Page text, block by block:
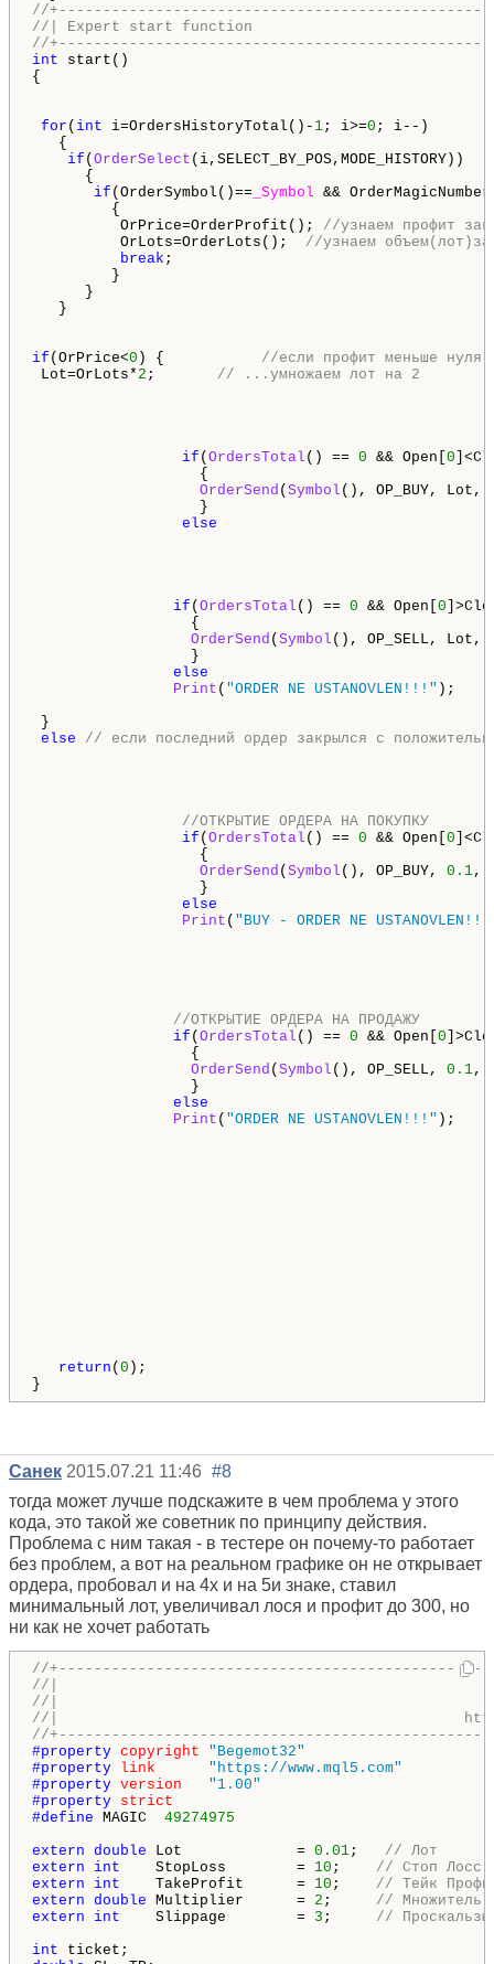
//
//| Expert start function
//
int start()
{
for ( int i=OrdersHistoryTotal()- 1; i>=0 ; i--)
{
if ( OrderSelect (i,SELECT_BY_POS,MODE_HISTORY))
{
if (OrderSymbol()== _Symbol &&
{
OrPrice=OrderProfit(); //узнаем профит
OrLots=OrderLots(); //узнаем
break ;
}
}
}
if (OrPrice<0 ) { //если профит меньше нуля
Lot=OrLots* 2 ; // ...умножаем лот на 2
if ( OrdersTotal () == 0 && Open[ 0
{
OrderSend ( Symbol (), OP_BUY,
}
else
if ( OrdersTotal () == 0 && Open[ 0
{
OrderSend ( Symbol (), OP_SELL,
}
else
Print ( "ORDER NE USTANOVLEN!!!" );
}
else
// если последний ордер закрылся с
//ОТКРЫТИЕ ОРДЕРА НА ПОКУПКУ
if ( OrdersTotal () == 0 && Open[ 0
{
OrderSend ( Symbol (), OP_BUY, 0.1,
}
else
Print ( "BUY - ORDER NE
//ОТКРЫТИЕ ОРДЕРА НА
if ( OrdersTotal () == 0 && Open[ 0
{
OrderSend ( Symbol (), OP_SELL, 0.1,
}
else
Print ( "ORDER NE USTANOVLEN!!!" );
return ( 0 );
}
Санек 2015.07.21 11:46 #8
тогда может лучше подскажите в чем проблема у этого
кода, это такой же советник по принципу действия.
Проблема с ним такая - в тестере он почему-то работает
без проблем, а вот на реальном графике он не открывает
ордера, пробовал и на 4х и на 5и знаке, ставил
минимальный лот, увеличивал лося и профит до 300, но
ни как не хочет работать
//
//|
//|
//|
//
#property copyright
"Begemot32"
#property link
"https://www.mql5.com"
#property version
"1.00"
#property strict
#define MAGIC 49274975
extern double Lot             = 0.01; // Лот
extern
int StopLoss        = 10 ; // Стоп Лосс
extern
int TakeProfit      = 10 ; // Тейк
extern double Multiplier      = 2 ; // Множитель
extern
int Slippage        = 3 ; //
int